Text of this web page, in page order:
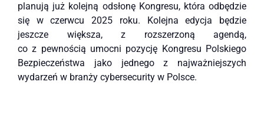
planują już kolejną odsłonę Kongresu, która odbędzie
się w czerwcu 2025 roku. Kolejna edycja będzie
jeszcze większa, z rozszerzoną agendą,
co z pewnością umocni pozycję Kongresu Polskiego
Bezpieczeństwa jako jednego z najważniejszych
wydarzeń w branży cybersecurity w Polsce.